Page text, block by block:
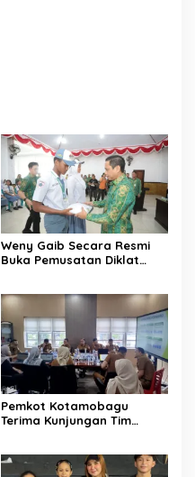
Weny Gaib Secara Resmi
Buka Pemusatan Diklat
Pemkot Kotamobagu
Terima Kunjungan Tim